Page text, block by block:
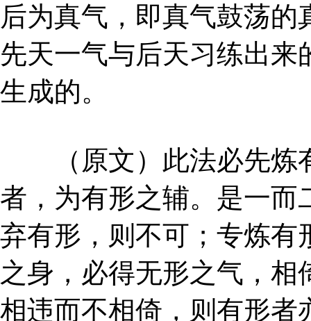
后为真气，即真气鼓荡
先天一气与后天习练出
生成的。
（原文）此法必先炼
者，为有形之辅。是一而
弃有形，则不可；专炼有
之身，必得无形之气，
相违而不相倚，则有形者